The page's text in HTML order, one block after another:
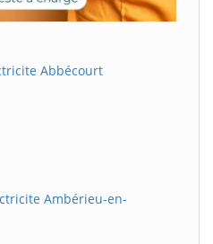
Abbécourt
Ambérieu-en-